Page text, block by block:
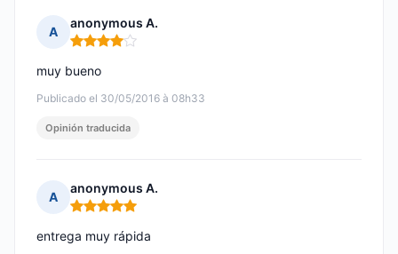
A
anonymous A.
Nota: 4 de 5
Publicado el 30/05/2016 à 08h33
muy bueno
Opinión traducida
A
anonymous A.
Nota: 5 de 5
entrega muy rápida